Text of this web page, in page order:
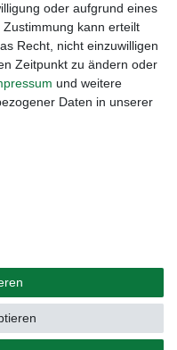
vorbehalten.
oder aufgrund eines
kann erteilt
Recht, nicht einzuwilligen
Zeitpunkt zu ändern oder
und weitere
Daten in unserer